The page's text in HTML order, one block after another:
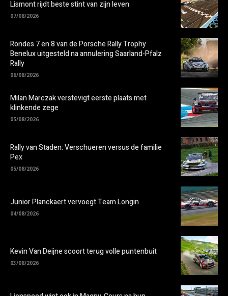
Lismont rijdt beste stint van zijn leven
07/08/2026
Rondes 7 en 8 van de Porsche Rally Trophy
Benelux uitgesteld na annulering Saarland-Pfalz
Rally
06/08/2026
Milan Marczak verstevigt eerste plaats met
klinkende zege
05/08/2026
Rally van Staden: Verschueren versus de familie
Pex
05/08/2026
Junior Planckaert vervoegt Team Longin
04/08/2026
Kevin Van Deijne scoort terug volle puntenbuit
03/08/2026